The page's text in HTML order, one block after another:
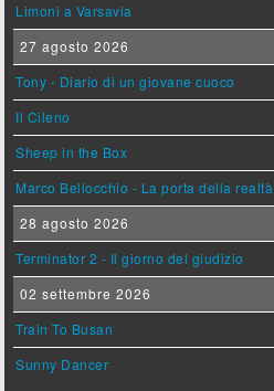
Limoni a Varsavia
27 agosto 2026
Tony - Diario di un giovane cuoco
Il Cileno
Sheep in the Box
Marco Bellocchio - La porta della realtà
28 agosto 2026
Terminator 2 - Il giorno del giudizio
02 settembre 2026
Train To Busan
Sunny Dancer